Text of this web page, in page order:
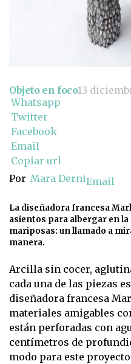
Objeto en foco13
Whatsapp
Twitter
Facebook
Email
Copiar url
Por Mara DerniEmail
La diseñadora francesa
asientos para albergar en la
mariposas: un llamado a
manera.
Arcilla sin cocer,
cada una de las piezas
diseñadora francesa
materiales amigables
están perforadas con
centímetros de
modo para este